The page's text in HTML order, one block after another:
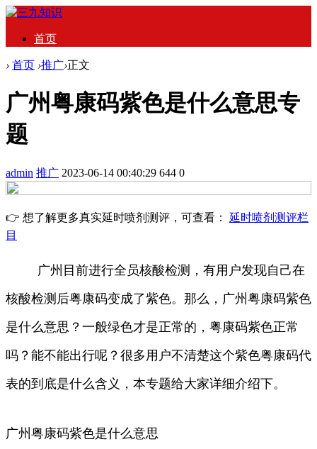
首页
› 首页 ›推广›正文
广州粤康码紫色是什么意思专
题
admin 推广 2023-06-14 00:40:29 644 0
👉 想了解更多真实延时喷剂测评，可查看： 延时喷剂测评栏
目
广州目前进行全员核酸检测，有用户发现自己在
核酸检测后粤康码变成了紫色。那么，广州粤康码紫色
是什么意思？一般绿色才是正常的，粤康码紫色正常
吗？能不能出行呢？很多用户不清楚这个紫色粤康码代
表的到底是什么含义，本专题给大家详细介绍下。
广州粤康码紫色是什么意思